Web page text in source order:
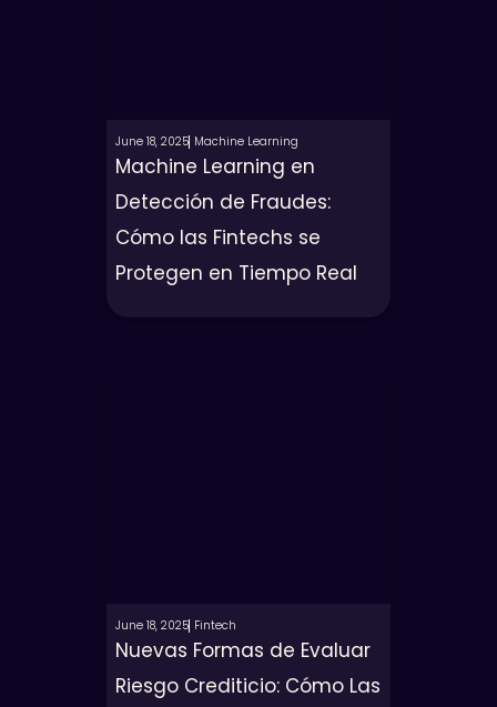
June 18, 2025 Machine Learning
Machine Learning en
Detección de Fraudes:
Cómo las Fintechs se
Protegen en Tiempo Real
June 18, 2025 Fintech
Nuevas Formas de Evaluar
Riesgo Crediticio: Cómo Las